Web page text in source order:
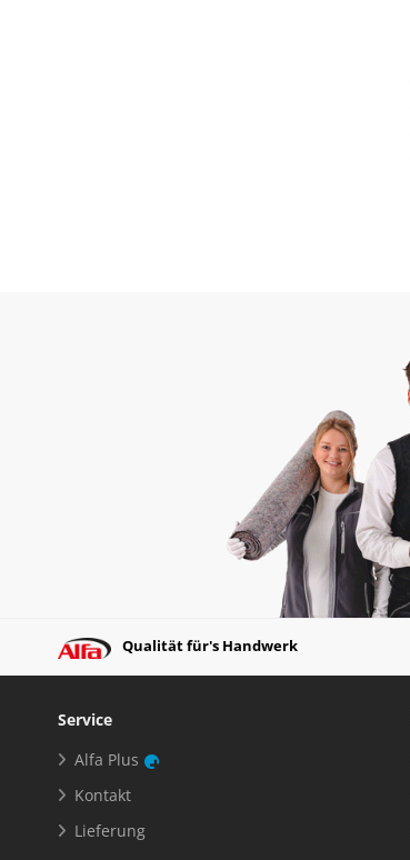
Qualität für's Handwerk
Service
Alfa Plus
Kontakt
Lieferung